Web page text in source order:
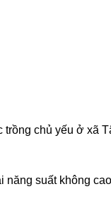
trồng chủ yếu ở xã
năng suất không